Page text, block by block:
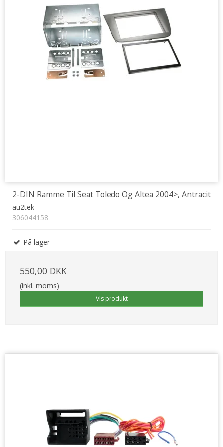
2-DIN Ramme Til Seat Toledo Og Altea 2004>, Antracit
au2tek
306044158
På lager
550,00 DKK
(inkl. moms)
Vis produkt